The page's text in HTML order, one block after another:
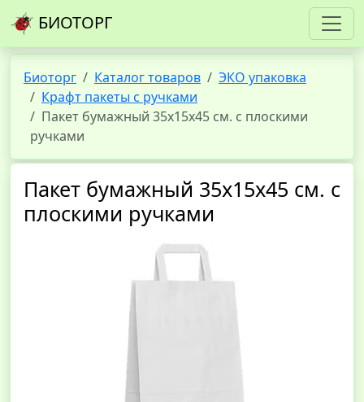
БИОТОРГ
Биоторг Каталог товаров
ЭКО упаковка
Крафт пакеты с ручками
Пакет бумажный 35х15х45 см. с плоскими
ручками
Пакет бумажный 35х15х45 см. с
плоскими ручками